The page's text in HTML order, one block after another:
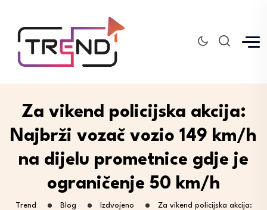
Za vikend policijska akcija:
Najbrži vozač vozio 149 km/h
na dijelu prometnice gdje je
ograničenje 50 km/h
Trend Blog Izdvojeno
Za vikend policijska akcija: